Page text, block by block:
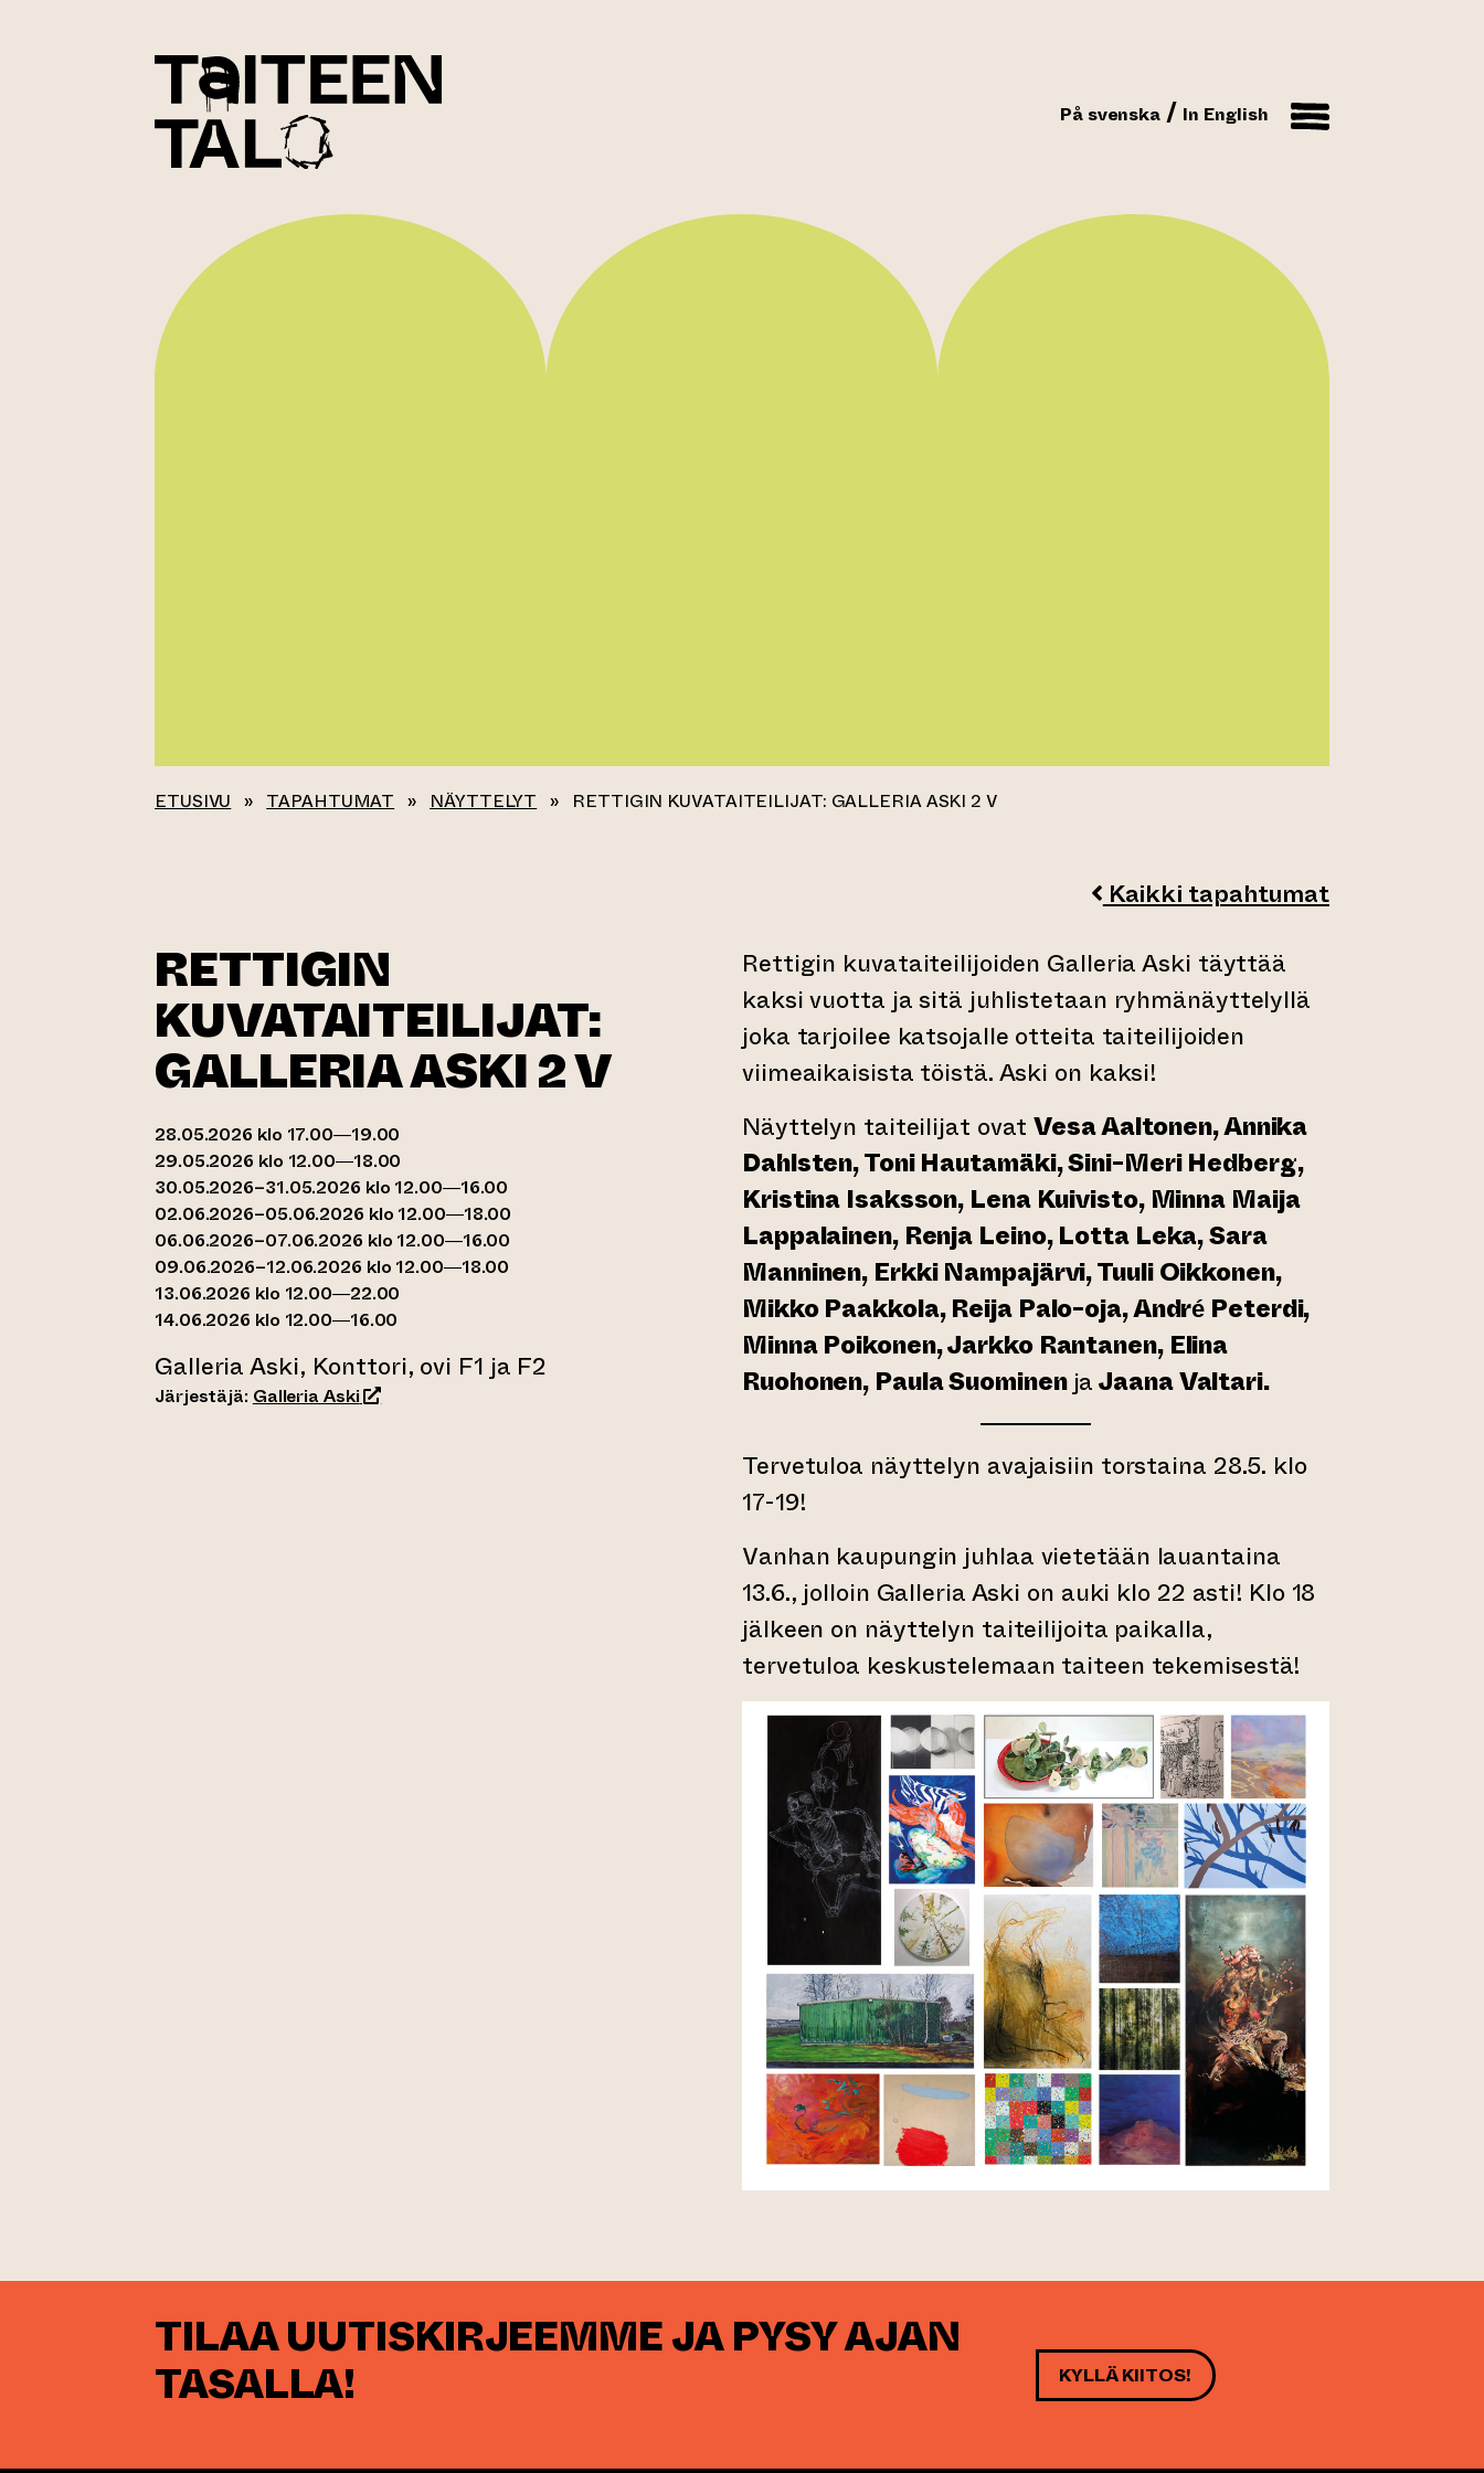
På svenska In English
ETUSIVU » TAPAHTUMAT » NÄYTTELYT » RETTIGIN KUVATAITEILIJAT: GALLERIA ASKI 2 V
Kaikki tapahtumat
RETTIGIN
KUVATAITEILIJAT:
GALLERIA ASKI 2 V
28.05.2026 klo 17.00—19.00
29.05.2026 klo 12.00—18.00
30.05.2026–31.05.2026 klo 12.00—16.00
02.06.2026–05.06.2026 klo 12.00—18.00
06.06.2026–07.06.2026 klo 12.00—16.00
09.06.2026–12.06.2026 klo 12.00—18.00
13.06.2026 klo 12.00—22.00
14.06.2026 klo 12.00—16.00
Galleria Aski, Konttori, ovi F1 ja F2
Järjestäjä: Galleria Aski(siirtyy toiseen verkkopalveluun)
Rettigin kuvataiteilijoiden Galleria Aski täyttää
kaksi vuotta ja sitä juhlistetaan ryhmänäyttelyllä
joka tarjoilee katsojalle otteita taiteilijoiden
viimeaikaisista töistä. Aski on kaksi!
Näyttelyn taiteilijat ovatVesa Aaltonen, Annika
Dahlsten, Toni Hautamäki, Sini-Meri Hedberg,
Kristina Isaksson, Lena Kuivisto, Minna Maija
Lappalainen, Renja Leino, Lotta Leka, Sara
Manninen, Erkki Nampajärvi, Tuuli Oikkonen,
Mikko Paakkola, Reija Palo-oja, André Peterdi,
Minna Poikonen, Jarkko Rantanen, Elina
Ruohonen, Paula Suominen jaJaana Valtari.
Tervetuloa näyttelyn avajaisiin torstaina 28.5. klo
17-19!
Vanhan kaupungin juhlaa vietetään lauantaina
13.6., jolloin Galleria Aski on auki klo 22 asti! Klo 18
jälkeen on näyttelyn taiteilijoita paikalla,
tervetuloa keskustelemaan taiteen tekemisestä!
TILAA UUTISKIRJEEMME JA PYSY AJAN
TASALLA!
KYLLÄ KIITOS!